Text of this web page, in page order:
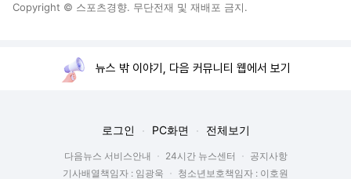
Copyright © 스포츠경향. 무단전재 및 재배포 금지.
뉴스 밖 이야기, 다음 커뮤니티 웹에서 보기
로그인 PC화면 전체보기
다음뉴스 서비스안내 24시간 뉴스센터
공지사항
기사배열책임자 : 임광욱
청소년보호책임자 : 이호원